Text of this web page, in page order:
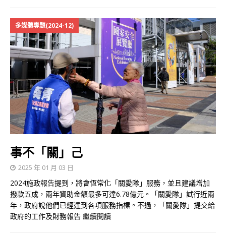
多媒體專題(2024-12)
事不「關」己
2025 年 01 月 03 日
2024施政報告提到，將會恆常化「關愛隊」服務，並且建議增加
撥款五成，兩年資助金額最多可達6.78億元。「關愛隊」試行近兩
年，政府說他們已經達到各項服務指標。不過，「關愛隊」提交給
政府的工作及財務報告 繼續閱讀